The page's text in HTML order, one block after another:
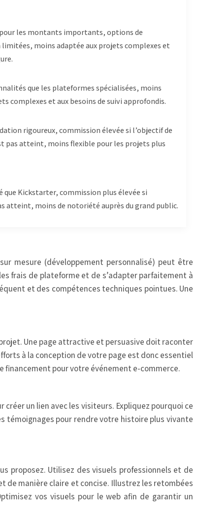
les montants importants, options de
moins adaptée aux projets complexes et
que les plateformes spécialisées, moins
complexes et aux besoins de suivi approfondis.
rigoureux, commission élevée si l’objectif de
pas atteint, moins flexible pour les projets plus
que Kickstarter, commission plus élevée si
atteint, moins de notoriété auprès du grand public.
mesure (développement personnalisé) peut être
frais de plateforme et de s’adapter parfaitement à
et des compétences techniques pointues. Une
Une page attractive et persuasive doit raconter
à la conception de votre page est donc essentiel
financement pour votre événement e-commerce.
un lien avec les visiteurs. Expliquez pourquoi ce
témoignages pour rendre votre histoire plus vivante
proposez. Utilisez des visuels professionnels et de
manière claire et concise. Illustrez les retombées
vos visuels pour le web afin de garantir un